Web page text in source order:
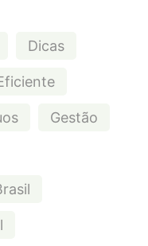
Dicas
Gestão